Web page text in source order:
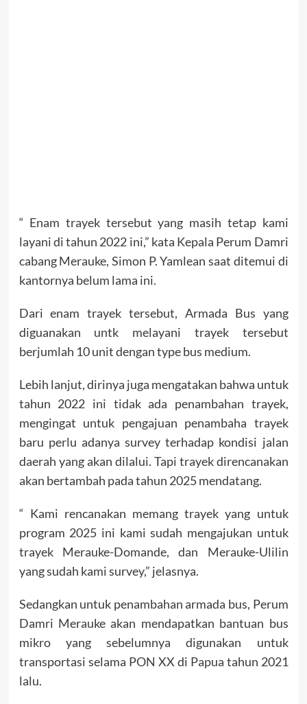
“ Enam trayek tersebut yang masih tetap kami
layani di tahun 2022 ini,” kata Kepala Perum Damri
cabang Merauke, Simon P. Yamlean saat ditemui di
kantornya belum lama ini.
Dari enam trayek tersebut, Armada Bus yang
diguanakan untk melayani trayek tersebut
berjumlah 10 unit dengan type bus medium.
Lebih lanjut, dirinya juga mengatakan bahwa untuk
tahun 2022 ini tidak ada penambahan trayek,
mengingat untuk pengajuan penambaha trayek
baru perlu adanya survey terhadap kondisi jalan
daerah yang akan dilalui. Tapi trayek direncanakan
akan bertambah pada tahun 2025 mendatang.
“ Kami rencanakan memang trayek yang untuk
program 2025 ini kami sudah mengajukan untuk
trayek Merauke-Domande, dan Merauke-Ulilin
yang sudah kami survey,” jelasnya.
Sedangkan untuk penambahan armada bus, Perum
Damri Merauke akan mendapatkan bantuan bus
mikro yang sebelumnya digunakan untuk
transportasi selama PON XX di Papua tahun 2021
lalu.